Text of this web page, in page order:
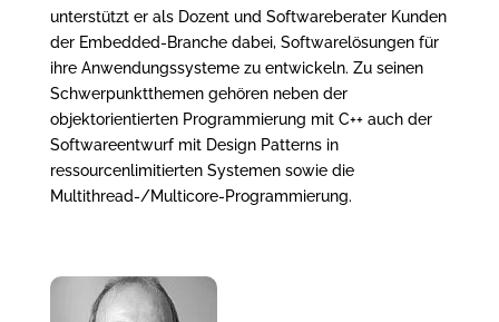
unterstützt er als Dozent und Softwareberater Kunden
der Embedded-Branche dabei, Softwarelösungen für
ihre Anwendungssysteme zu entwickeln. Zu seinen
Schwerpunktthemen gehören neben der
objektorientierten Programmierung mit C++ auch der
Softwareentwurf mit Design Patterns in
ressourcenlimitierten Systemen sowie die
Multithread-/Multicore-Programmierung.